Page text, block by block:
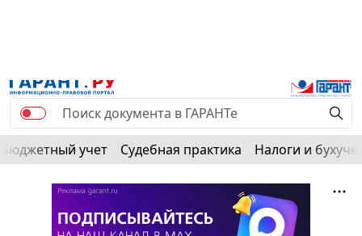
Бюджетный учет Судебная практика Налоги и